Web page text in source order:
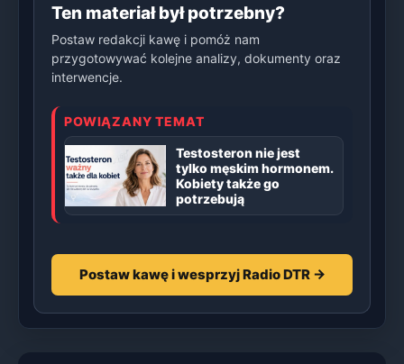
Ten materiał był potrzebny?
Postaw redakcji kawę i pomóż nam
przygotowywać kolejne analizy, dokumenty oraz
interwencje.
POWIĄZANY TEMAT
Testosteron nie jest
tylko męskim hormonem.
Kobiety także go
potrzebują
Postaw kawę i wesprzyj Radio DTR →